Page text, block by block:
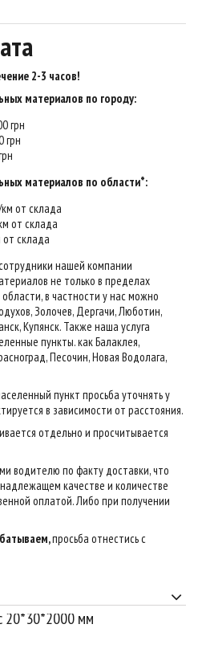
2-3 часов!
материалов по городу:
грн
грн
материалов по области*:
км от склада
от склада
от склада
нашей компании
не только в пределах
в частности у нас можно
Золочев, Дергачи, Люботин,
Купянск. Также наша услуга
пункты. как Балаклея,
Песочин, Новая Водолага,
пункт просьба уточнять у
в зависимости от расстояния.
отдельно и просчитывается
водителю по факту доставки, что
качестве и количестве
оплатой. Либо при получении
просьба отнестись с
20*30*2000 мм